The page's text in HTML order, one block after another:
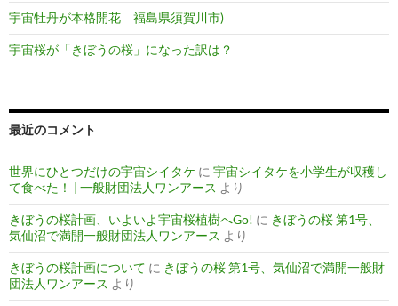
宇宙牡丹が本格開花 福島県須賀川市)
宇宙桜が「きぼうの桜」になった訳は？
最近のコメント
世界にひとつだけの宇宙シイタケ に 宇宙シイタケを小学生が収穫し
て食べた！ | 一般財団法人ワンアース より
きぼうの桜計画、いよいよ宇宙桜植樹へGo! に きぼうの桜 第1号、
気仙沼で満開一般財団法人ワンアース より
きぼうの桜計画について に きぼうの桜 第1号、気仙沼で満開一般財
団法人ワンアース より